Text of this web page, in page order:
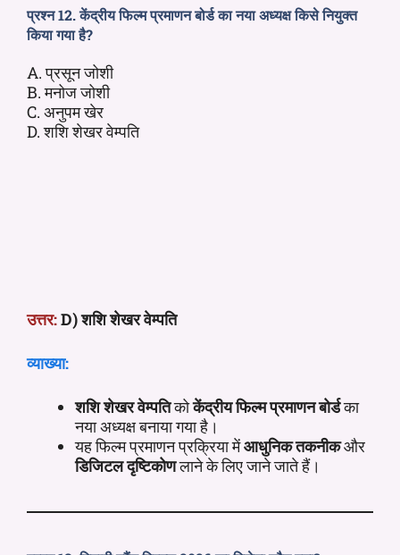
प्रश्न 12. केंद्रीय फिल्म प्रमाणन बोर्ड का नया अध्यक्ष किसे नियुक्त
किया गया है?
A. प्रसून जोशी
B. मनोज जोशी
C. अनुपम खेर
D. शशि शेखर वेम्पति
उत्तर:D) शशि शेखर वेम्पति
व्याख्या:
शशि शेखर वेम्पतिकोकेंद्रीय फिल्म प्रमाणन बोर्डका
नया अध्यक्ष बनाया गया है।
यह फिल्म प्रमाणन प्रक्रिया मेंआधुनिक तकनीकऔर
डिजिटल दृष्टिकोणलाने के लिए जाने जाते हैं।